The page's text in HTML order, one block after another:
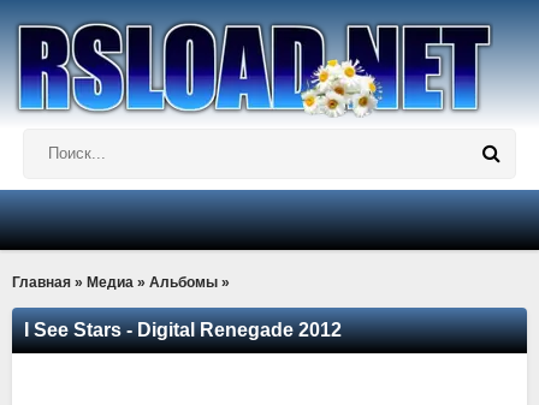
Главная » Медиа » Альбомы »
I See Stars - Digital Renegade 2012